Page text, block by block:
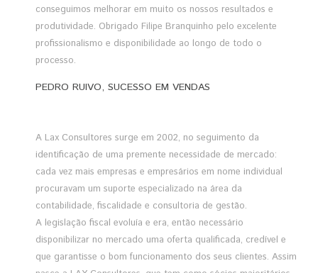
conseguimos melhorar em muito os nossos resultados e
produtividade. Obrigado Filipe Branquinho pelo excelente
profissionalismo e disponibilidade ao longo de todo o
processo.
PEDRO RUIVO, SUCESSO EM VENDAS
A Lax Consultores surge em 2002, no seguimento da
identificação de uma premente necessidade de mercado:
cada vez mais empresas e empresários em nome individual
procuravam um suporte especializado na área da
contabilidade, fiscalidade e consultoria de gestão.
A legislação fiscal evoluía e era, então necessário
disponibilizar no mercado uma oferta qualificada, credível e
que garantisse o bom funcionamento dos seus clientes. Assim